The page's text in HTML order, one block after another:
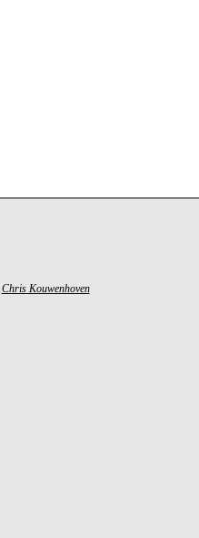
Chris Kouwenhoven